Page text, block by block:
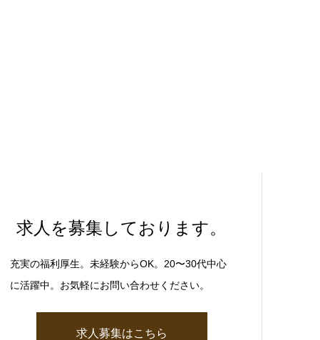
求人を募集しております。
充実の福利厚生。未経験からOK。20〜30代中心
に活躍中。お気軽にお問い合わせください。
求人募集はこちら